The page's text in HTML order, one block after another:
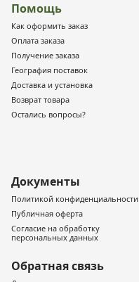
Помощь
Как оформить заказ
Оплата заказа
Получение заказа
География поставок
Доставка и установка
Возврат товара
Остались вопросы?
Документы
Политикой конфиденциальности
Публичная оферта
Согласие на обработку
персональных данных
Обратная связь